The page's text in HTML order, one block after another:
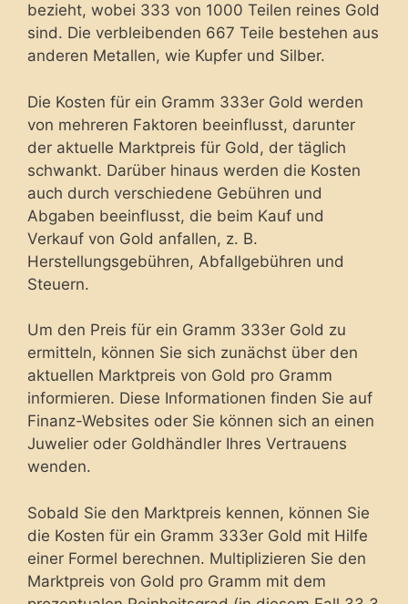
bezieht, wobei 333 von 1000 Teilen reines Gold
sind. Die verbleibenden 667 Teile bestehen aus
anderen Metallen, wie Kupfer und Silber.
Die Kosten für ein Gramm 333er Gold werden
von mehreren Faktoren beeinflusst, darunter
der aktuelle Marktpreis für Gold, der täglich
schwankt. Darüber hinaus werden die Kosten
auch durch verschiedene Gebühren und
Abgaben beeinflusst, die beim Kauf und
Verkauf von Gold anfallen, z. B.
Herstellungsgebühren, Abfallgebühren und
Steuern.
Um den Preis für ein Gramm 333er Gold zu
ermitteln, können Sie sich zunächst über den
aktuellen Marktpreis von Gold pro Gramm
informieren. Diese Informationen finden Sie auf
Finanz-Websites oder Sie können sich an einen
Juwelier oder Goldhändler Ihres Vertrauens
wenden.
Sobald Sie den Marktpreis kennen, können Sie
die Kosten für ein Gramm 333er Gold mit Hilfe
einer Formel berechnen. Multiplizieren Sie den
Marktpreis von Gold pro Gramm mit dem